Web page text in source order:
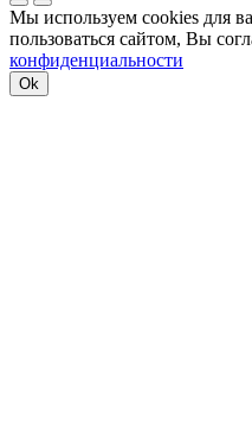
Мы используем cookies для
пользоваться сайтом, Вы
конфиденциальности
Ok